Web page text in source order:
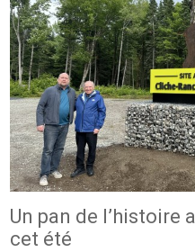
Un pan de l’histoire
cet été